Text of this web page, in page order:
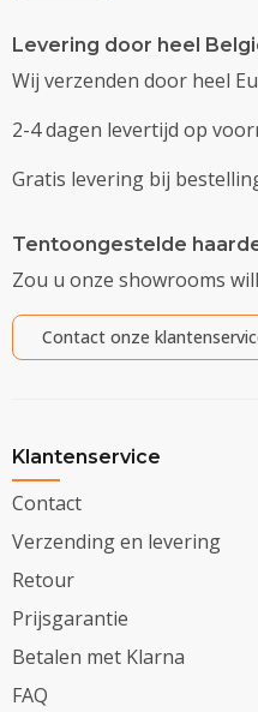
Levering door heel
Wij verzenden door heel
2-4 dagen levertijd op
Gratis levering bij
Tentoongestelde
Zou u onze showrooms
Contact onze
Klantenservice
Contact
Verzending en levering
Retour
Prijsgarantie
Betalen met Klarna
FAQ